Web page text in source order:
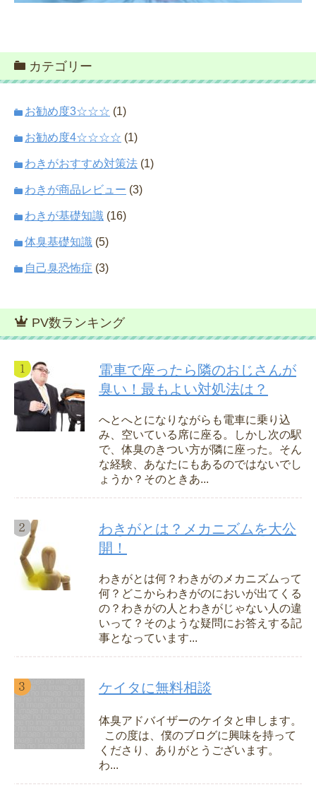
カテゴリー
お勧め度3☆☆☆ (1)
お勧め度4☆☆☆☆ (1)
わきがおすすめ対策法 (1)
わきが商品レビュー (3)
わきが基礎知識 (16)
体臭基礎知識 (5)
自己臭恐怖症 (3)
PV数ランキング
電車で座ったら隣のおじさんが
臭い！最もよい対処法は？
へとへとになりながらも電車に乗り込
み、空いている席に座る。しかし次の駅
で、体臭のきつい方が隣に座った。そん
な経験、あなたにもあるのではないでし
ょうか？そのときあ...
わきがとは？メカニズムを大公
開！
わきがとは何？わきがのメカニズムって
何？どこからわきがのにおいが出てくる
の？わきがの人とわきがじゃない人の違
いって？そのような疑問にお答えする記
事となっています...
ケイタに無料相談
体臭アドバイザーのケイタと申します。
この度は、僕のブログに興味を持って
くださり、ありがとうございます。
わ...